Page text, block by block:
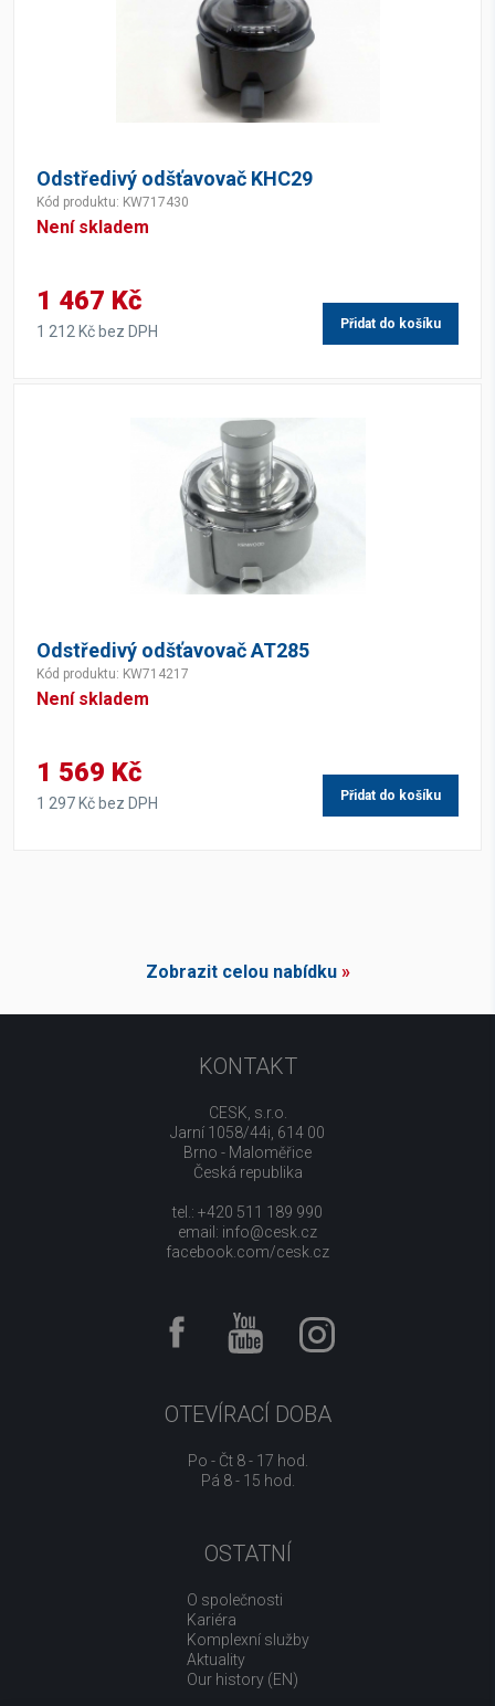
Odstředivý odšťavovač KHC29
Kód produktu: KW717430
Není skladem
1 467 Kč
1 212 Kč bez DPH Přidat do košíku
Odstředivý odšťavovač AT285
Kód produktu: KW714217
Není skladem
1 569 Kč
1 297 Kč bez DPH Přidat do košíku
Zobrazit celou nabídku»
KONTAKT
CESK, s.r.o.
Jarní 1058/44i, 614 00
Brno - Maloměřice
Česká republika
tel.: +420 511 189 990
email: info@cesk.cz
facebook.com/cesk.cz
OTEVÍRACÍ DOBA
Po - Čt 8 - 17 hod.
Pá 8 - 15 hod.
OSTATNÍ
O společnosti
Kariéra
Komplexní služby
Aktuality
Our history (EN)